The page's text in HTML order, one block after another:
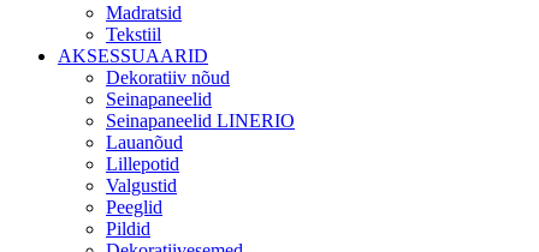
Madratsid
Tekstiil
AKSESSUAARID
Dekoratiiv nõud
Seinapaneelid
Seinapaneelid LINERIO
Lauanõud
Lillepotid
Valgustid
Peeglid
Pildid